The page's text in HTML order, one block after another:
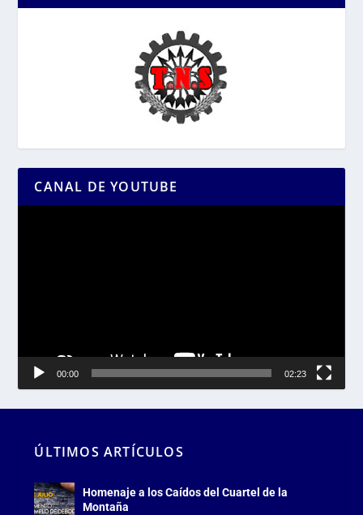
CANAL DE YOUTUBE
00:00 02:23
ÚLTIMOS ARTÍCULOS
Homenaje a los Caídos del Cuartel de la
Montaña